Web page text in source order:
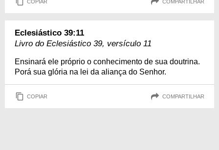
COPIAR COMPARTILHAR
Eclesiástico 39:11
Livro do Eclesiástico 39, versículo 11
Ensinará ele próprio o conhecimento de sua doutrina.
Porá sua glória na lei da aliança do Senhor.
COPIAR COMPARTILHAR